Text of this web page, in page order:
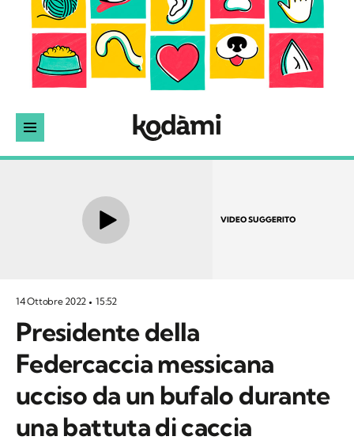
VIDEO SUGGERITO
14 Ottobre 2022 15:52
Presidente della
Federcaccia messicana
ucciso da un bufalo durante
una battuta di caccia